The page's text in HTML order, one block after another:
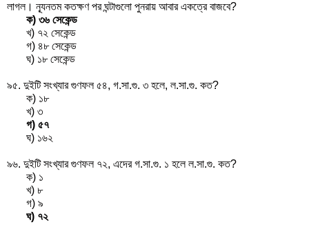
লাগল। ন্যূনতম কতক্ষণ পর ঘন্টাগুলো পুনরায় আবার একত্রে বাজবে?
ক) ৩৬ সেকেন্ড
খ) ৭২ সেকেন্ড
গ) ৪৮ সেকেন্ড
ঘ) ১৮ সেকেন্ড
৯৫. দুইটি সংখ্যার গুণফল ৫৪, গ.সা.গু. ৩ হলে, ল.সা.গু. কত?
ক) ১৮
খ) ৩
গ) ৫৭
ঘ) ১৬২
৯৬. দুইটি সংখ্যার গুণফল ৭২, এদের গ.সা.গু. ১ হলে ল.সা.গু. কত?
ক) ১
খ) ৮
গ) ৯
ঘ) ৭২